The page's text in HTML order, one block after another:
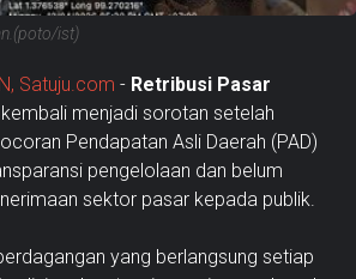
ist)
Satuju.com - Retribusi Pasar
kembali menjadi sorotan setelah
Pendapatan Asli Daerah (PAD)
pengelolaan dan belum
sektor pasar kepada publik.
yang berlangsung setiap